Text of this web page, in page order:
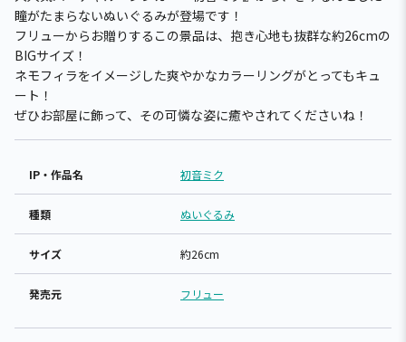
瞳がたまらないぬいぐるみが登場です！
フリューからお贈りするこの景品は、抱き心地も抜群な約26cmの
BIGサイズ！
ネモフィラをイメージした爽やかなカラーリングがとってもキュ
ート！
ぜひお部屋に飾って、その可憐な姿に癒やされてくださいね！
IP・作品名 初音ミク
種類 ぬいぐるみ
サイズ 約26cm
発売元 フリュー